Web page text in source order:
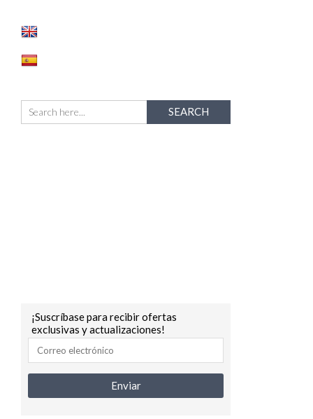
¡Suscríbase para recibir ofertas
exclusivas y actualizaciones!